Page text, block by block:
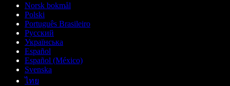
Norsk bokmål
Polski
Português Brasileiro
Русский
Українська
Español
Español (México)
Svenska
ไทย